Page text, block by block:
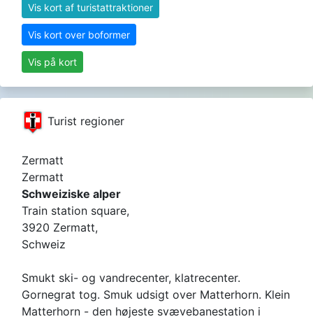
Vis kort af turistattraktioner
Vis kort over boformer
Vis på kort
Turist regioner
Zermatt
Zermatt
Schweiziske alper
Train station square,
3920 Zermatt,
Schweiz
Smukt ski- og vandrecenter, klatrecenter.
Gornegrat tog. Smuk udsigt over Matterhorn. Klein
Matterhorn - den højeste svævebanestation i